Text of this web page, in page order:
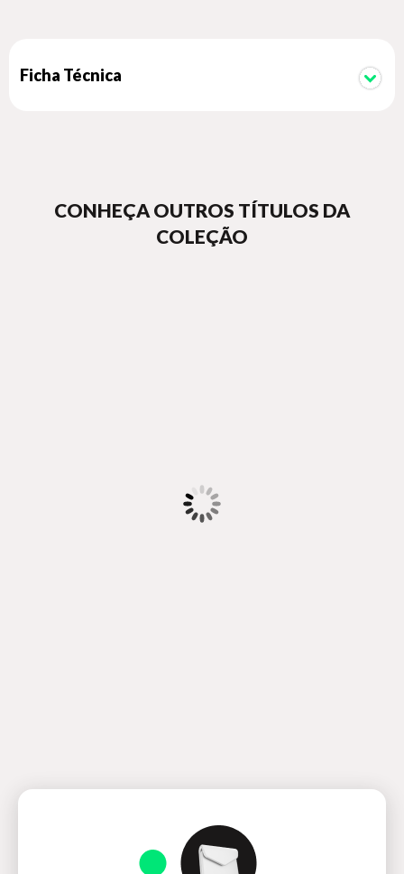
Ficha Técnica
CONHEÇA OUTROS TÍTULOS DA
COLEÇÃO